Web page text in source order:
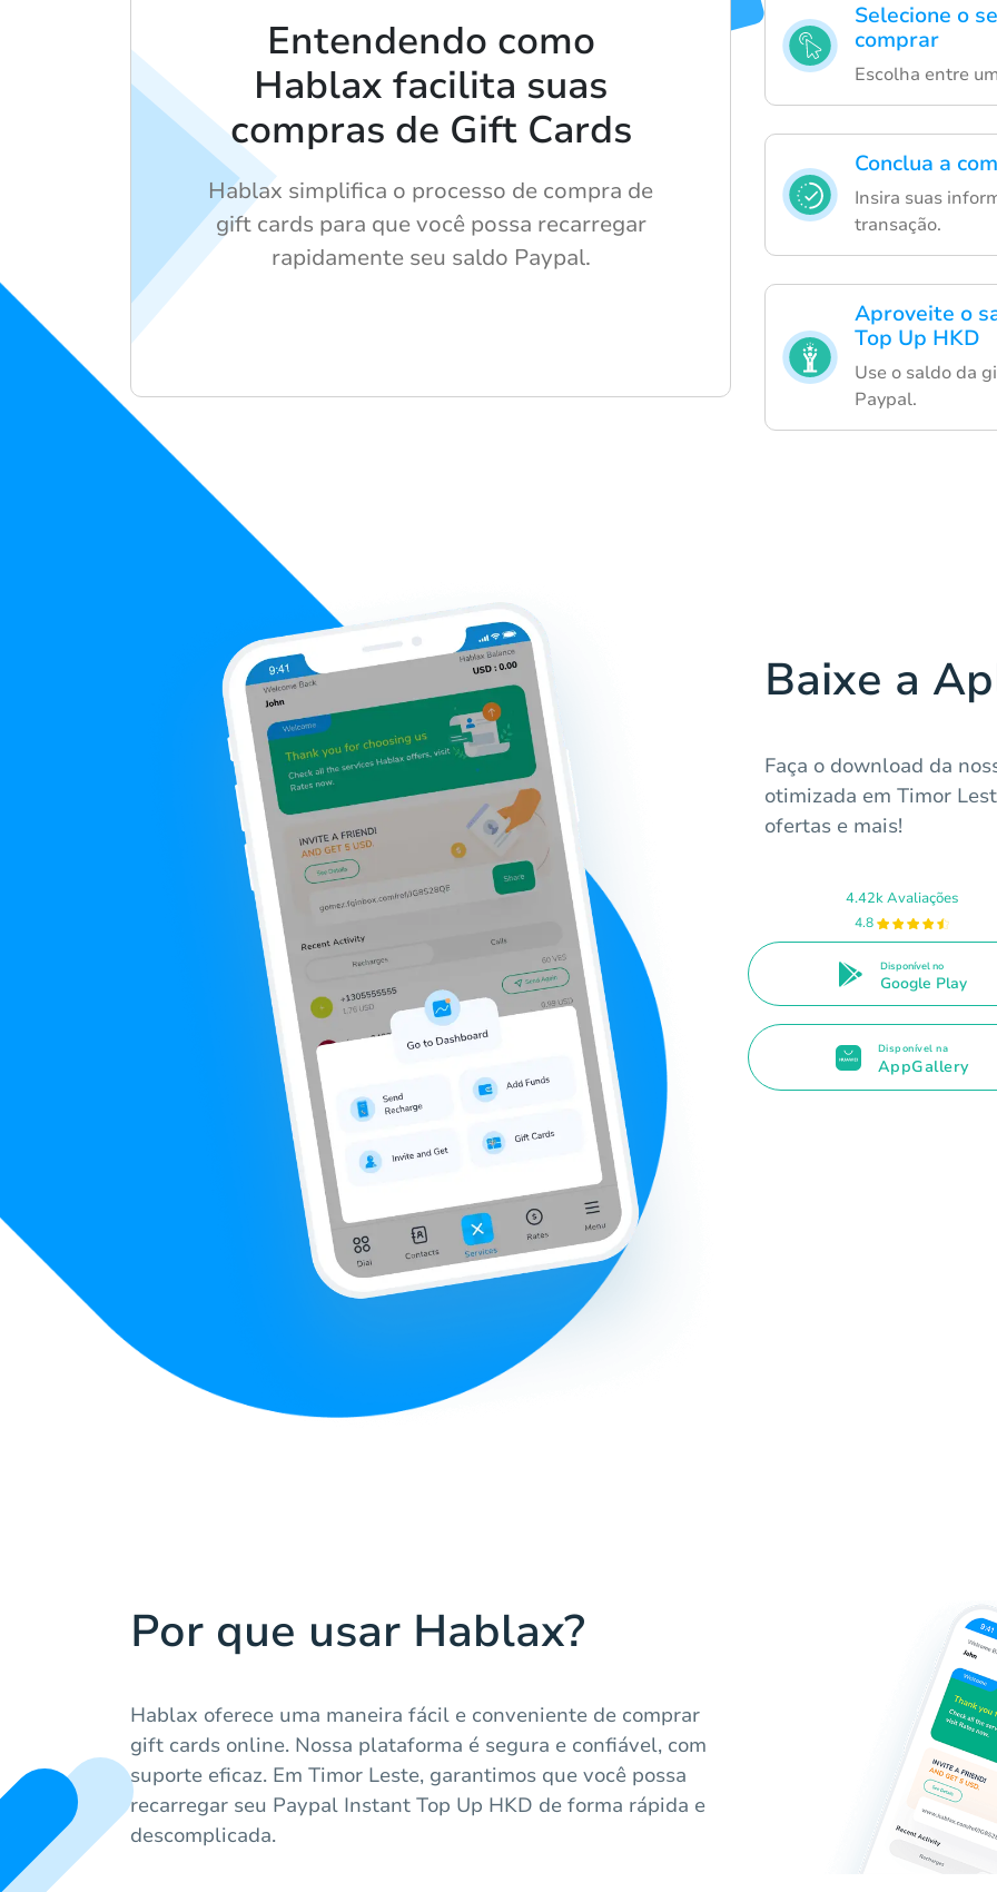
Selecione o
comprar
Escolha entre
Conclua a
Insira suas
transação.
Aproveite o
Top Up HKD
Use o saldo da
Paypal.
Entendendo como
Hablax facilita suas
compras de Gift Cards
Hablax simplifica o processo de compra de
gift cards para que você possa recarregar
rapidamente seu saldo Paypal.
Baixe a
Faça o download da
otimizada em Timor
ofertas e mais!
4.42k Avaliações
4.8
Disponível no
Google Play
Disponível na
AppGallery
Por que usar Hablax?
Hablax oferece uma maneira fácil e conveniente de comprar
gift cards online. Nossa plataforma é segura e confiável, com
suporte eficaz. Em Timor Leste, garantimos que você possa
recarregar seu Paypal Instant Top Up HKD de forma rápida e
descomplicada.